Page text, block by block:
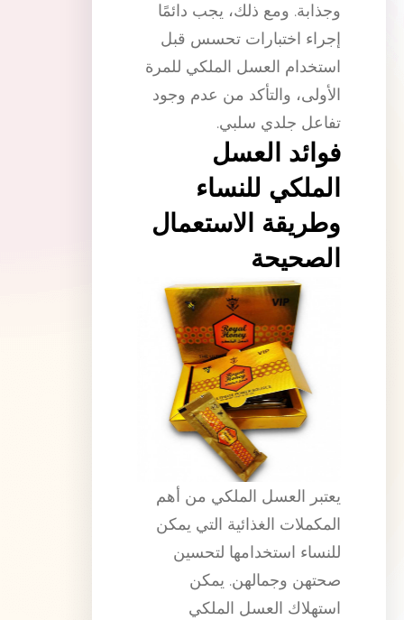
وجذابة. ومع ذلك، يجب دائمًا
إجراء اختبارات تحسس قبل
استخدام العسل الملكي للمرة
الأولى، والتأكد من عدم وجود
تفاعل جلدي سلبي.
فوائد العسل
الملكي للنساء
وطريقة الاستعمال
الصحيحة
يعتبر العسل الملكي من أهم
المكملات الغذائية التي يمكن
للنساء استخدامها لتحسين
صحتهن وجمالهن. يمكن
استهلاك العسل الملكي